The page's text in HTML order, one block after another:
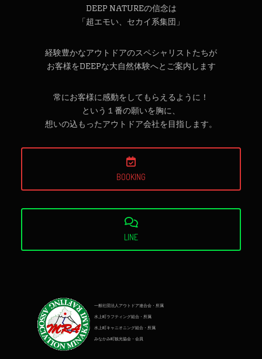
DEEP NATUREの信念は
「超エモい、セカイ系集団」
経験豊かなアウトドアのスペシャリストたちが
お客様をDEEPな大自然体験へとご案内します
常にお客様に感動をしてもらえるように！
という１番の願いを胸に、
想いの込もったアウトドア会社を目指します。
BOOKING
LINE
一般社団法人アウトドア連合会・所属
水上町ラフティング組合・所属
水上町キャニオニング組合・所属
みなかみ町観光協会・会員